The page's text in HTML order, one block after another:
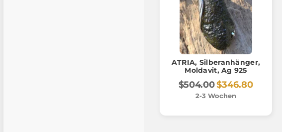
ATRIA, Silberanhänger,
Moldavit, Ag 925
$504.00$346.80
2-3 Wochen